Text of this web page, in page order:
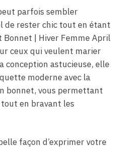
parfois sembler
de rester chic tout en étant
Bonnet | Hiver Femme April
ceux qui veulent marier
conception astucieuse, elle
moderne avec la
bonnet, vous permettant
en bravant les
façon d’exprimer votre